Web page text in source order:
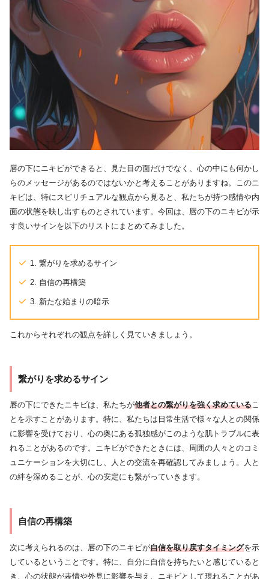
唇の下にニキビができると、見た目の面だけでなく、心の中にも何かし
らのメッセージがあるのではないかと考えることがありますね。このニ
キビは、特にスピリチュアルな観点から見ると、私たちが持つ感情や内
面の状態を映し出すものとされています。今回は、唇の下のニキビが示
す良いサインを以下のリストにまとめてみました。
1. 繋がりを求めるサイン
2. 自信の再構築
3. 新たな始まりの暗示
これからそれぞれの観点を詳しく見ていきましょう。
繋がりを求めるサイン
唇の下にできたニキビは、私たちが他者との繋がりを強く求めているこ
とを示すことがあります。特に、私たちは日常生活で様々な人との関係
に影響を受けており、心の奥にある孤独感がこのような肌トラブルに表
れることがあるのです。ニキビができたときには、周囲の人々とのコミ
ュニケーションを大切にし、人との交流を再確認してみましょう。人と
の絆を深めることが、心の安定にも繋がっていきます。
自信の再構築
次に考えられるのは、唇の下のニキビが自信を取り戻すタイミングを示
しているということです。特に、自分に自信を持ちたいと感じていると
き、心の状態が表情や外見に影響を与え、ニキビとして現れることがあ